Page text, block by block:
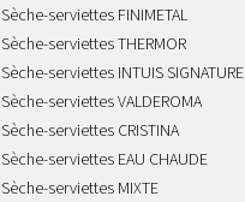
Sèche-serviettes FINIMETAL
Sèche-serviettes THERMOR
Sèche-serviettes INTUIS SIGNATURE
Sèche-serviettes VALDEROMA
Sèche-serviettes CRISTINA
Sèche-serviettes EAU CHAUDE
Sèche-serviettes MIXTE